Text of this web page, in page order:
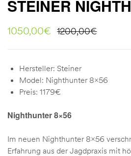
STEINER
1200,00€
1050,00€
Hersteller: Steiner
Model: Nighthunter 8×56
Preis: 1179€
Nighthunter 8×56
Im neuen Nighthunter 8×56
Erfahrung aus der Jagdpraxis mit